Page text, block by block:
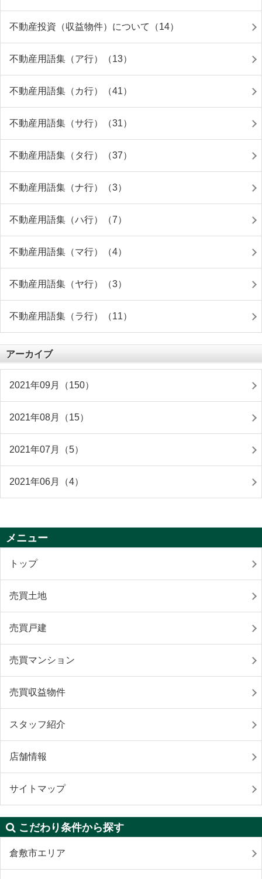
不動産投資（収益物件）について（14）
不動産用語集（ア行）（13）
不動産用語集（カ行）（41）
不動産用語集（サ行）（31）
不動産用語集（タ行）（37）
不動産用語集（ナ行）（3）
不動産用語集（ハ行）（7）
不動産用語集（マ行）（4）
不動産用語集（ヤ行）（3）
不動産用語集（ラ行）（11）
アーカイブ
2021年09月（150）
2021年08月（15）
2021年07月（5）
2021年06月（4）
メニュー
トップ
売買土地
売買戸建
売買マンション
売買収益物件
スタッフ紹介
店舗情報
サイトマップ
こだわり条件から探す
倉敷市エリア